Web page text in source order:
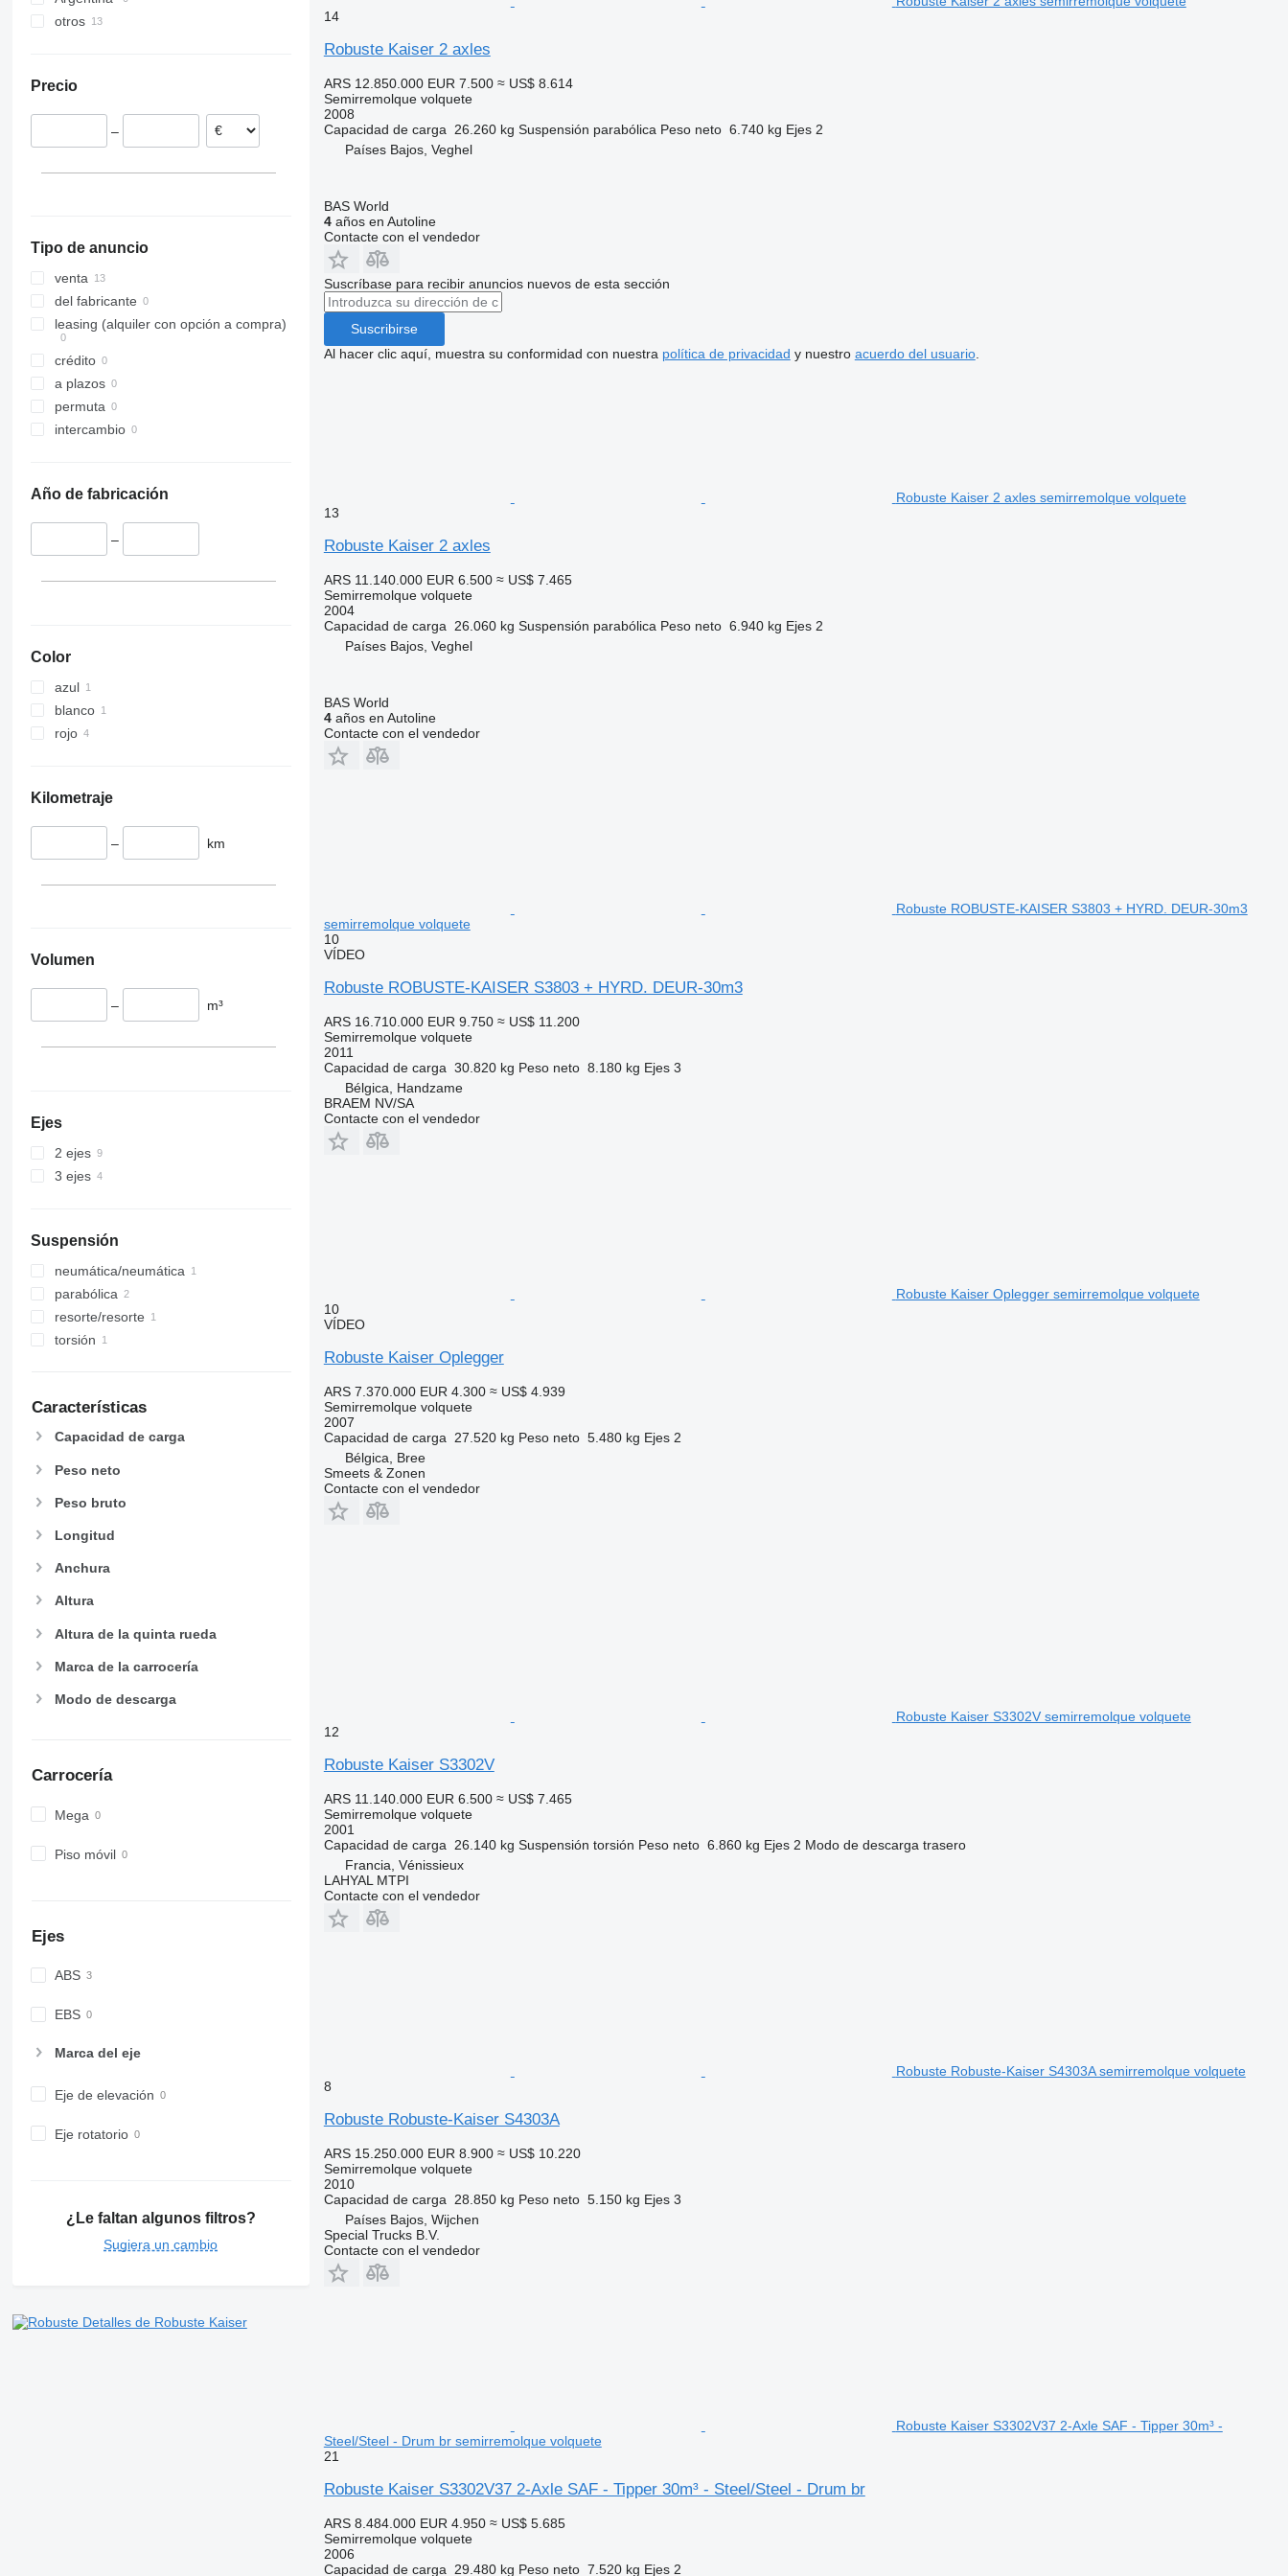
otros
Polonia
Precio
–
Tipo de anuncio
venta
del fabricante
leasing (alquiler con opción a compra)
crédito
a plazos
permuta
intercambio
Año de fabricación
–
Color
azul
blanco
rojo
Kilometraje
– km
Volumen
– m³
Ejes
2 ejes
3 ejes
Suspensión
neumática/neumática
parabólica
resorte/resorte
torsión
Características
Capacidad de carga
Peso neto
Peso bruto
Longitud
Anchura
Altura
Altura de la quinta rueda
Marca de la carrocería
Modo de descarga
Carrocería
Mega
Piso móvil
Ejes
ABS
EBS
Marca del eje
Eje de elevación
Eje rotatorio
¿Le faltan algunos filtros?
Sugiera un cambio
Detalles de Robuste Kaiser
14
Robuste Kaiser 2 axles
ARS 12.850.000 EUR 7.500 ≈ US$ 8.614
Semirremolque volquete
2008
Capacidad de carga
26.260 kg Suspensión parabólica Peso neto 6.740 kg Ejes 2
Países Bajos, Veghel
BAS World
4años en Autoline
Contacte con el vendedor
Suscríbase para recibir anuncios nuevos de esta sección
Suscribirse
Al hacer clic aquí, muestra su conformidad con nuestra política de privacidad y nuestro acuerdo del usuario.
Robuste Kaiser 2 axles semirremolque volquete
13
Robuste Kaiser 2 axles
ARS 11.140.000 EUR 6.500 ≈ US$ 7.465
Semirremolque volquete
2004
Capacidad de carga
26.060 kg Suspensión parabólica Peso neto 6.940 kg Ejes 2
Países Bajos, Veghel
BAS World
4años en Autoline
Contacte con el vendedor
Robuste ROBUSTE-KAISER S3803 + HYRD. DEUR-30m3
semirremolque volquete
10
VÍDEO
Robuste ROBUSTE-KAISER S3803 + HYRD. DEUR-30m3
ARS 16.710.000 EUR 9.750 ≈ US$ 11.200
Semirremolque volquete
2011
Capacidad de carga 30.820 kg Peso neto 8.180 kg Ejes 3
Bélgica, Handzame
BRAEM NV/SA
Contacte con el vendedor
Robuste Kaiser Oplegger semirremolque volquete
10
VÍDEO
Robuste Kaiser Oplegger
ARS 7.370.000 EUR 4.300 ≈ US$ 4.939
Semirremolque volquete
2007
Capacidad de carga
27.520 kg Peso neto 5.480 kg Ejes 2
Bélgica, Bree
Smeets & Zonen
Contacte con el vendedor
Robuste Kaiser S3302V semirremolque volquete
12
Robuste Kaiser S3302V
ARS 11.140.000 EUR 6.500 ≈ US$ 7.465
Semirremolque volquete
2001
Capacidad de carga
26.140 kg Suspensión torsión Peso neto 6.860 kg Ejes 2 Modo de descarga trasero
Francia, Vénissieux
LAHYAL MTPI
Contacte con el vendedor
Robuste Robuste-Kaiser S4303A semirremolque volquete
8
Robuste Robuste-Kaiser S4303A
ARS 15.250.000 EUR 8.900 ≈ US$ 10.220
Semirremolque volquete
2010
Capacidad de carga
28.850 kg Peso neto 5.150 kg Ejes 3
Países Bajos, Wijchen
Special Trucks B.V.
Contacte con el vendedor
Robuste Kaiser S3302V37 2-Axle SAF - Tipper 30m³ -
Steel/Steel - Drum br semirremolque volquete
21
Robuste Kaiser S3302V37 2-Axle SAF - Tipper 30m³ - Steel/Steel - Drum br
ARS 8.484.000 EUR 4.950 ≈ US$ 5.685
Semirremolque volquete
2006
Capacidad de carga
29.480 kg Peso neto 7.520 kg Ejes 2